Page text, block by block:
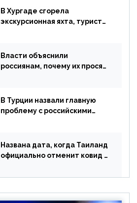
В Хургаде сгорела
экскурсионная яхта, туристы
Власти объяснили
россиянам, почему их просят
В Турции назвали главную
проблему с российскими
Названа дата, когда Таиланд
официально отменит ковид и